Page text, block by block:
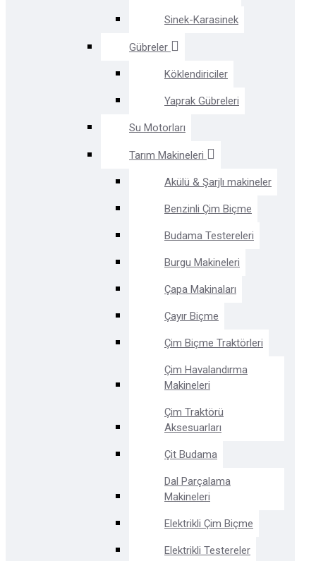
Sinek-Karasinek
Gübreler
Köklendiriciler
Yaprak Gübreleri
Su Motorları
Tarım Makineleri
Akülü & Şarjlı makineler
Benzinli Çim Biçme
Budama Testereleri
Burgu Makineleri
Çapa Makinaları
Çayır Biçme
Çim Biçme Traktörleri
Çim Havalandırma
Makineleri
Çim Traktörü
Aksesuarları
Çit Budama
Dal Parçalama
Makineleri
Elektrikli Çim Biçme
Elektrikli Testereler